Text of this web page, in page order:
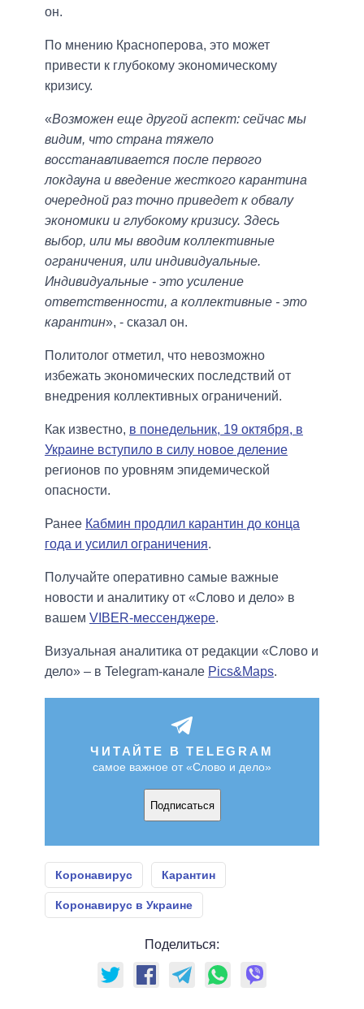
он.
По мнению Красноперова, это может
привести к глубокому экономическому
кризису.
«Возможен еще другой аспект: сейчас мы
видим, что страна тяжело
восстанавливается после первого
локдауна и введение жесткого карантина
очередной раз точно приведет к обвалу
экономики и глубокому кризису. Здесь
выбор, или мы вводим коллективные
ограничения, или индивидуальные.
Индивидуальные - это усиление
ответственности, а коллективные - это
карантин», - сказал он.
Политолог отметил, что невозможно
избежать экономических последствий от
внедрения коллективных ограничений.
Как известно, в понедельник, 19 октября, в
Украине вступило в силу новое деление
регионов по уровням эпидемической
опасности.
Ранее Кабмин продлил карантин до конца
года и усилил ограничения.
Получайте оперативно самые важные
новости и аналитику от «Слово и дело» в
вашем VIBER-мессенджере.
Визуальная аналитика от редакции «Слово и
дело» – в Telegram-канале Pics&Maps.
ЧИТАЙТЕ В TELEGRAM
самое важное от «Слово и дело»
Подписаться
Коронавирус Карантин
Коронавирус в Украине
Поделиться: